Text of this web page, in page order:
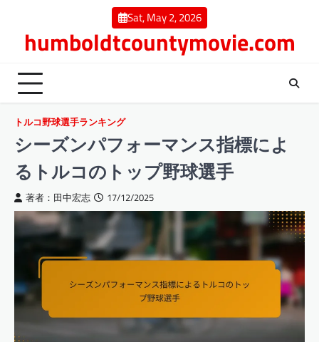
content
Sat, May 2, 2026
humboldtcountymovie.com
トルコ野球選手ランキング
シーズンパフォーマンス指標によ
るトルコのトップ野球選手
著者：田中宏志 17/12/2025